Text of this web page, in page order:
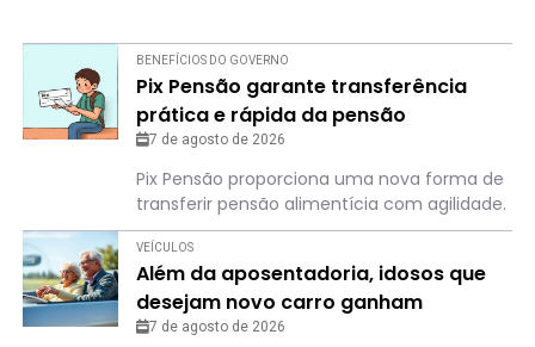
BENEFÍCIOS DO GOVERNO
Pix Pensão garante transferência
prática e rápida da pensão
alimentícia; saiba como
7 de agosto de 2026
Pix Pensão proporciona uma nova forma de
transferir pensão alimentícia com agilidade.
VEÍCULOS
Além da aposentadoria, idosos que
desejam novo carro ganham
“benefício”
7 de agosto de 2026